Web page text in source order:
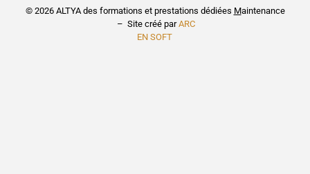
© 2026 ALTYA des formations et prestations dédiées Maintenance
– Site créé parARC
EN SOFT